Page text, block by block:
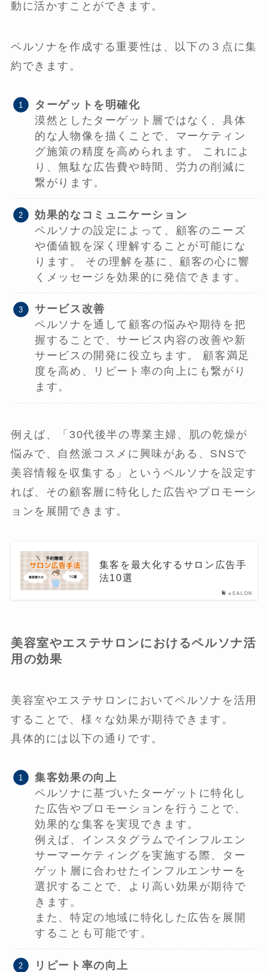
動に活かすことができます。
ペルソナを作成する重要性は、以下の３点に集
約できます。
ターゲットを明確化
漠然としたターゲット層ではなく、具体
的な人物像を描くことで、マーケティン
グ施策の精度を高められます。 これによ
り、無駄な広告費や時間、労力の削減に
繋がります。
効果的なコミュニケーション
ペルソナの設定によって、顧客のニーズ
や価値観を深く理解することが可能にな
ります。 その理解を基に、顧客の心に響
くメッセージを効果的に発信できます。
サービス改善
ペルソナを通して顧客の悩みや期待を把
握することで、サービス内容の改善や新
サービスの開発に役立ちます。 顧客満足
度を高め、リピート率の向上にも繋がり
ます。
例えば、「30代後半の専業主婦、肌の乾燥が
悩みで、自然派コスメに興味がある、SNSで
美容情報を収集する」というペルソナを設定す
れば、その顧客層に特化した広告やプロモーシ
ョンを展開できます。
eSALON
集客を最大化するサロン広告手
法10選
美容室やエステサロンにおけるペルソナ活
用の効果
美容室やエステサロンにおいてペルソナを活用
することで、様々な効果が期待できます。
具体的には以下の通りです。
集客効果の向上
ペルソナに基づいたターゲットに特化し
た広告やプロモーションを行うことで、
効果的な集客を実現できます。
例えば、インスタグラムでインフルエン
サーマーケティングを実施する際、ター
ゲット層に合わせたインフルエンサーを
選択することで、より高い効果が期待で
きます。
また、特定の地域に特化した広告を展開
することも可能です。
リピート率の向上